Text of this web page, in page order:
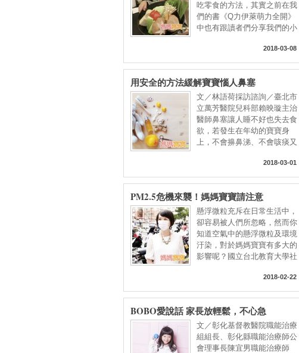
吃零食的方法，其實之前在我
們的書《Q力伊萊萌力全開》
中也有跟讀者們分享我們的小
2018-03-08
用安全的方法緩解寶寶惱人鼻塞
文／林語荷採訪諮詢／臺北市
立萬芳醫院兒科部賴映璇主治
醫師鼻塞讓人睡不好也失去食
欲，若發生在年幼的寶寶身
上，不會擤鼻涕、不會咳痰又
2018-03-01
PM2.5危機來襲！媽媽寶寶請注意
懸浮微粒充斥在日常生活中，
卻容易被人們所忽略，然而你
知道空氣中的懸浮微粒及環境
汙染，對於媽媽寶寶有多大的
影響呢？國立台北教育大學社
2018-02-22
BOBO愛說話 家長放輕鬆，不心急
文／彰化基督教醫院職能治療
組組長、彰化縣職能治療師公
會理事長陳宜男職能治療師